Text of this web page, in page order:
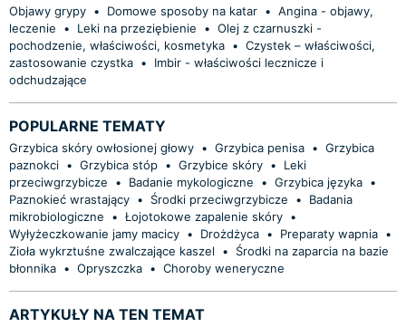
Objawy grypy • Domowe sposoby na katar • Angina - objawy,
leczenie
• Leki na przeziębienie • Olej z czarnuszki -
pochodzenie, właściwości, kosmetyka • Czystek – właściwości,
zastosowanie czystka •
Imbir - właściwości lecznicze i
odchudzające
POPULARNE TEMATY
Grzybica skóry owłosionej głowy • Grzybica penisa • Grzybica
paznokci • Grzybica stóp • Grzybice skóry •
Leki
przeciwgrzybicze
• Badanie mykologiczne • Grzybica języka •
Paznokieć wrastający • Środki przeciwgrzybicze •
Badania
mikrobiologiczne
• Łojotokowe zapalenie skóry •
Wyłyżeczkowanie jamy macicy • Drożdżyca • Preparaty wapnia •
Zioła wykrztuśne zwalczające kaszel
•
Środki na zaparcia na bazie
błonnika • Opryszczka • Choroby weneryczne
ARTYKUŁY NA TEN TEMAT